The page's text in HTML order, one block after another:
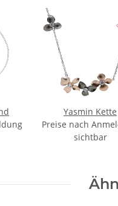
Yasmin Kette
Preise nach
sichtbar